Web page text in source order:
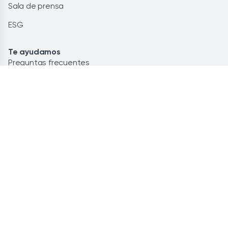
Sala de prensa
ESG
Te ayudamos
Preguntas frecuentes